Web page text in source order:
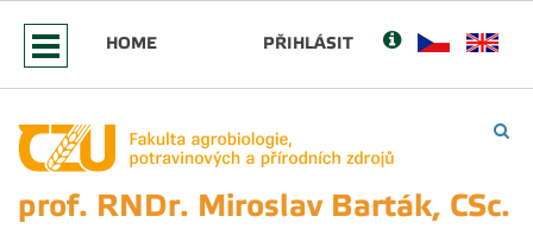
HOME PŘIHLÁSIT
prof. RNDr. Miroslav Barták, CSc.